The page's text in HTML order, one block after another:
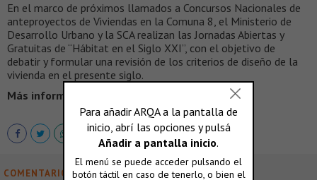
En el marco de próximos llamados a Concursos Nacionales de
anteproyectos de Viviendas en la Comuna 8, el Ministerio de
Desarrollo Urbano y la SCA realizan las Jornadas Abiertas y
Gratuitas de “Hábitat en el Siglo XXI”, con el objetivo de
debatir y formular una revisión de los criterios de diseño de la
vivienda en el presente siglo.
Más información >
COMENTARIOS